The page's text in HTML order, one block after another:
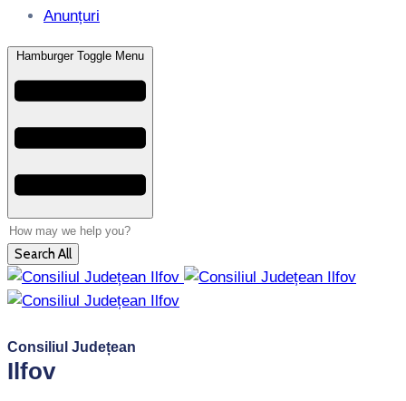
Anunțuri
Hamburger Toggle Menu
Search All
Consiliul Județean
Ilfov